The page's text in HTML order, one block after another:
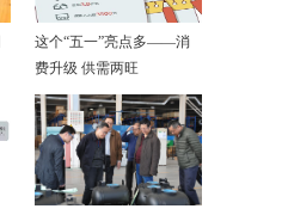
这个“五一”亮点多——消
费升级 供需两旺